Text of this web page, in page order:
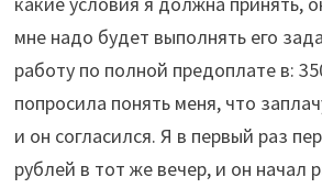
мне надо будет выполнять его
работу по полной предоплате в:
попросила понять меня, что
и он согласился. Я в первый раз
рублей в тот же вечер, и он начал